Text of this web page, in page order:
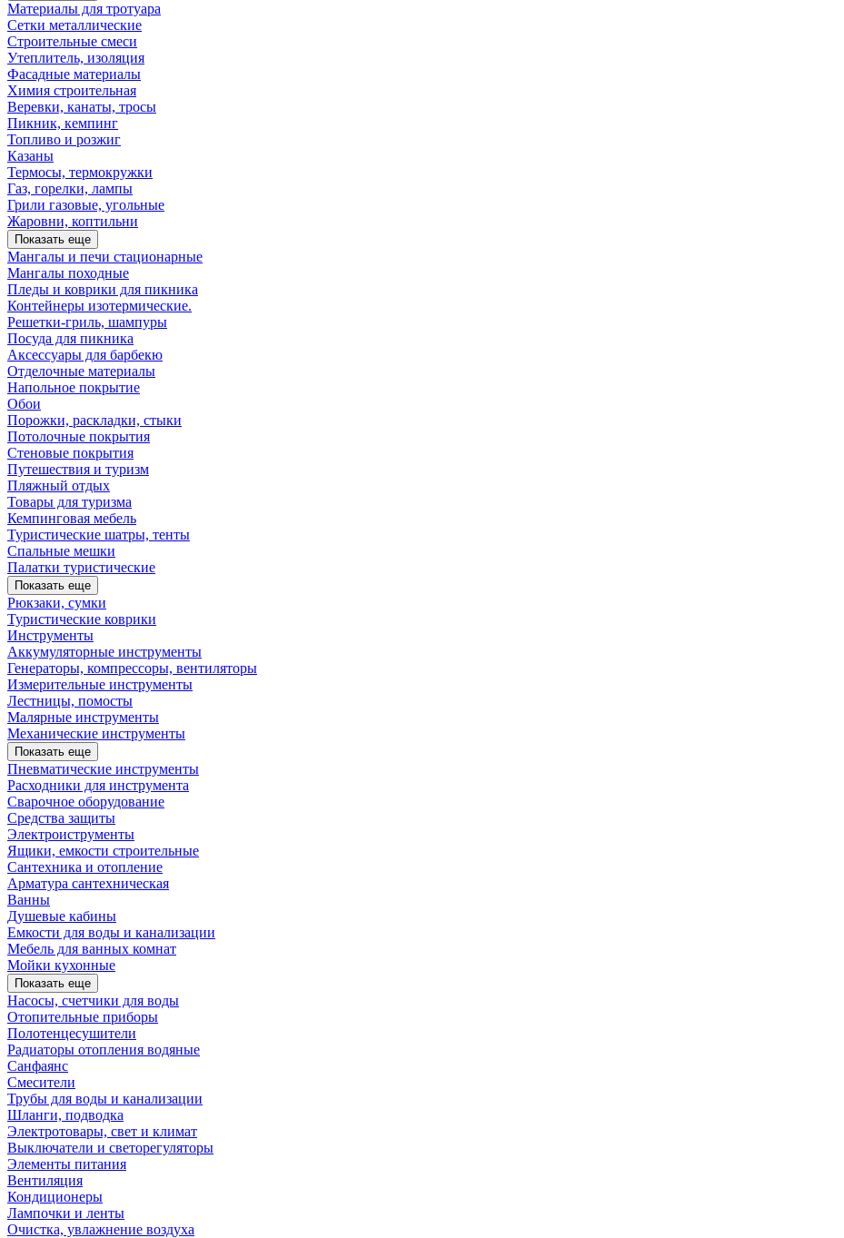
Материалы для тротуара
Сетки металлические
Строительные смеси
Утеплитель, изоляция
Фасадные материалы
Химия строительная
Веревки, канаты, тросы
Пикник, кемпинг
Топливо и розжиг
Казаны
Термосы, термокружки
Газ, горелки, лампы
Грили газовые, угольные
Жаровни, коптильни
Показать еще
Мангалы и печи стационарные
Мангалы походные
Пледы и коврики для пикника
Контейнеры изотермические.
Решетки-гриль, шампуры
Посуда для пикника
Аксессуары для барбекю
Отделочные материалы
Напольное покрытие
Обои
Порожки, раскладки, стыки
Потолочные покрытия
Стеновые покрытия
Путешествия и туризм
Пляжный отдых
Товары для туризма
Кемпинговая мебель
Туристические шатры, тенты
Спальные мешки
Палатки туристические
Показать еще
Рюкзаки, сумки
Туристические коврики
Инструменты
Аккумуляторные инструменты
Генераторы, компрессоры, вентиляторы
Измерительные инструменты
Лестницы, помосты
Малярные инструменты
Механические инструменты
Показать еще
Пневматические инструменты
Расходники для инструмента
Сварочное оборудование
Средства защиты
Электроиструменты
Ящики, емкости строительные
Сантехника и отопление
Арматура сантехническая
Ванны
Душевые кабины
Емкости для воды и канализации
Мебель для ванных комнат
Мойки кухонные
Показать еще
Насосы, счетчики для воды
Отопительные приборы
Полотенцесушители
Радиаторы отопления водяные
Санфаянс
Смесители
Трубы для воды и канализации
Шланги, подводка
Электротовары, свет и климат
Выключатели и светорегуляторы
Элементы питания
Вентиляция
Кондиционеры
Лампочки и ленты
Очистка, увлажнение воздуха